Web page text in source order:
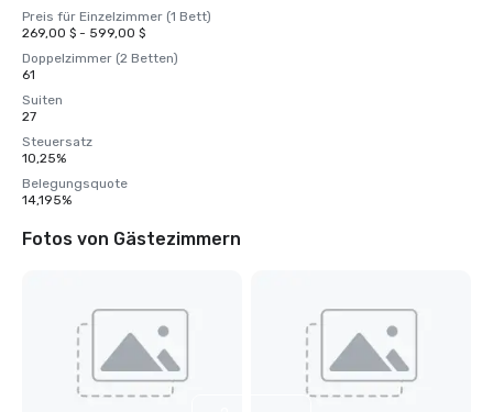
Preis für Einzelzimmer (1 Bett)
269,00 $ - 599,00 $
Doppelzimmer (2 Betten)
61
Suiten
27
Steuersatz
10,25%
Belegungsquote
14,195%
Fotos von Gästezimmern